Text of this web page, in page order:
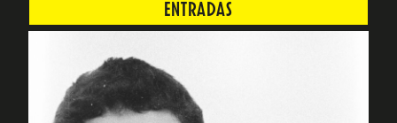
ENTRADAS